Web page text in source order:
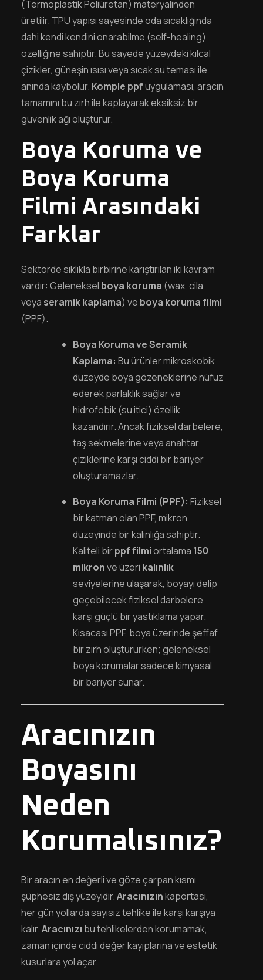
(Termoplastik Poliüretan) materyalinden
üretilir. TPU yapısı sayesinde oda sıcaklığında
dahi kendi kendini onarabilme (self-healing)
özelliğine sahiptir. Bu sayede yüzeydeki kılcal
çizikler, güneşin ısısı veya sıcak su teması ile
anında kaybolur. Komple ppfuygulaması, aracın
tamamını bu zırh ile kaplayarak eksiksiz bir
güvenlik ağı oluşturur.
Boya Koruma ve
Boya Koruma
Filmi Arasındaki
Farklar
Sektörde sıklıkla birbirine karıştırılan iki kavram
vardır: Geleneksel boya koruma (wax, cila
veya seramik kaplama) ve boya koruma filmi
(PPF).
Boya Koruma ve Seramik
Kaplama: Bu ürünler mikroskobik
düzeyde boya gözeneklerine nüfuz
ederek parlaklık sağlar ve
hidrofobik (su itici) özellik
kazandırır. Ancak fiziksel darbelere,
taş sekmelerine veya anahtar
çiziklerine karşı ciddi bir bariyer
oluşturamazlar.
Boya Koruma Filmi (PPF): Fiziksel
bir katman olan PPF, mikron
düzeyinde bir kalınlığa sahiptir.
Kaliteli birppf filmiortalama 150
mikronve üzeri kalınlık
seviyelerine ulaşarak, boyayı delip
geçebilecek fiziksel darbelere
karşı güçlü bir yastıklama yapar.
Kısacası PPF, boya üzerinde şeffaf
bir zırh oluştururken; geleneksel
boya korumalar sadece kimyasal
bir bariyer sunar.
Aracınızın
Boyasını
Neden
Korumalısınız?
Bir aracın en değerli ve göze çarpan kısmı
şüphesiz dış yüzeyidir.Aracınızınkaportası,
her gün yollarda sayısız tehlike ile karşı karşıya
kalır.Aracınızı bu tehlikelerden korumamak,
zaman içinde ciddi değer kayıplarına ve estetik
kusurlara yol açar.